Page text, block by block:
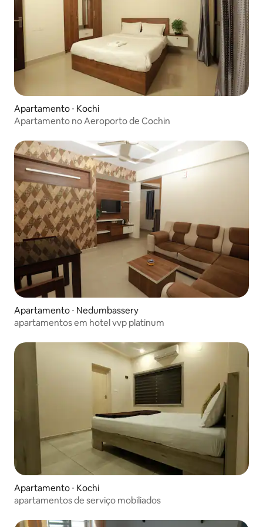
Apartamento ⋅ Kochi
Apartamento no Aeroporto de Cochin
Apartamento ⋅ Nedumbassery
apartamentos em hotel vvp platinum
Apartamento ⋅ Kochi
apartamentos de serviço mobiliados